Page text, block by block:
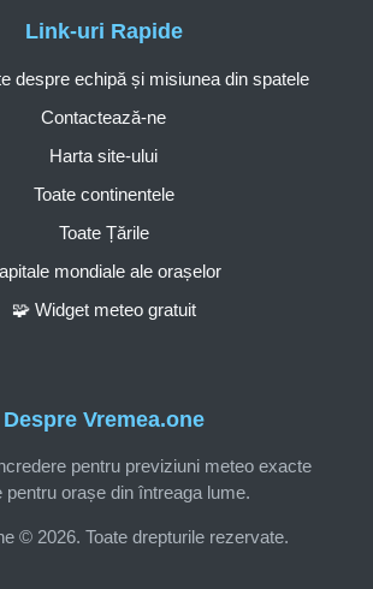
Despre Vremea.one
pentru previziuni meteo exacte
pentru orașe din întreaga lume.
© 2026. Toate drepturile rezervate.
Link-uri Rapide
despre echipă și misiunea din spatele
Contactează-ne
Harta site-ului
Toate continentele
Toate Țările
mondiale ale orașelor
🧩 Widget meteo gratuit